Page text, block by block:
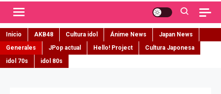
Inicio AKB48 Cultura idol Ánime News
Japan News
Generales
JPop actual Hello! Project
Cultura Japonesa
idol 70s
idol 80s